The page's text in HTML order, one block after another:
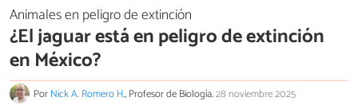
Animales en peligro de extinción
¿El jaguar está en peligro de extinción
en México?
PorNick A. Romero H., Profesor de Biología.28 noviembre 2025